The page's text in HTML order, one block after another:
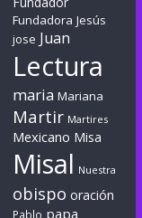
Fundadora Jesús
jose Juan
Lectura
maria Mariana
Martir Martires
Mexicano Misa
Misal Nuestra
obispo oración
papa